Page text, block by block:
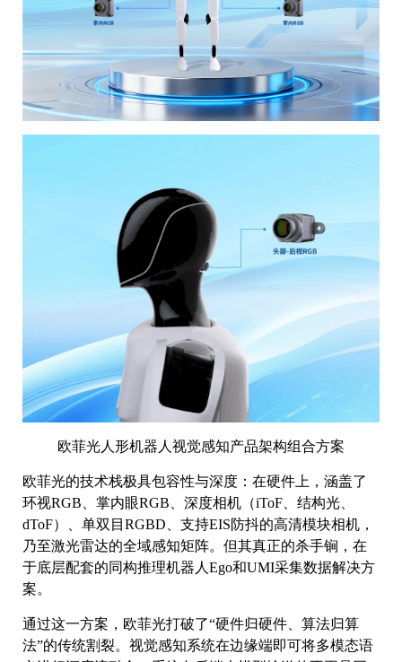
欧菲光人形机器人视觉感知产品架构组合方案
欧菲光的技术栈极具包容性与深度：在硬件上，涵盖了
环视RGB、掌内眼RGB、深度相机（iToF、结构光、
dToF）、单双目RGBD、支持EIS防抖的高清模块相机，
乃至激光雷达的全域感知矩阵。但其真正的杀手锏，在
于底层配套的同构推理机器人Ego和UMI采集数据解决方
案。
通过这一方案，欧菲光打破了“硬件归硬件、算法归算
法”的传统割裂。视觉感知系统在边缘端即可将多模态语